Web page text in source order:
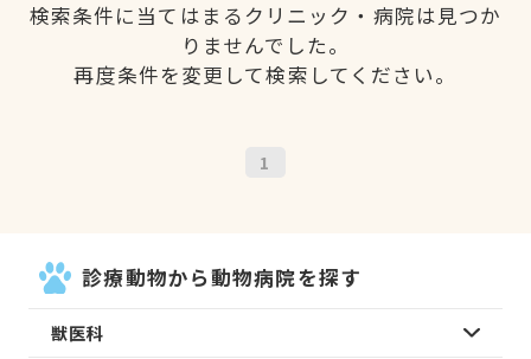
検索条件に当てはまるクリニック・病院は見つか
りませんでした。
再度条件を変更して検索してください。
1
診療動物から動物病院を探す
獣医科